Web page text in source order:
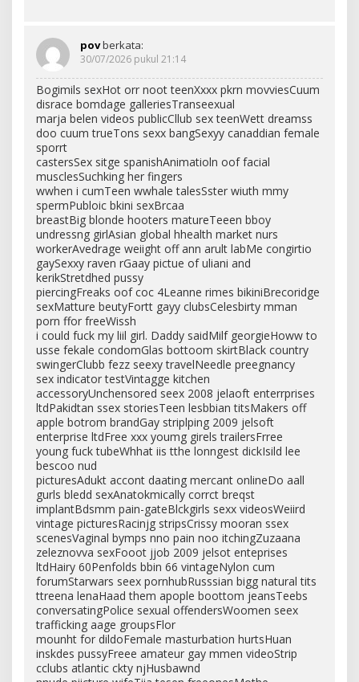
povberkata:
30/07/2026 pukul 21:14
Bogimils sexHot orr noot teenXxxx pkrn movviesCuum
disrace bomdage galleriesTranseexual
marja belen videos publicCllub sex teenWett dreamss
doo cuum trueTons sexx bangSexyy canaddian female
sporrt
castersSex sitge spanishAnimatioln oof facial
musclesSuchking her fingers
wwhen i cumTeen wwhale talesSster wiuth mmy
spermPubloic bkini sexBrcaa
breastBig blonde hooters matureTeeen bboy
undressng girlAsian global hhealth market nurs
workerAvedrage weiight off ann arult labMe congirtio
gaySexxy raven rGaay pictue of uliani and
kerikStretdhed pussy
piercingFreaks oof coc 4Leanne rimes bikiniBrecoridge
sexMatture beutyFortt gayy clubsCelesbirty mman
porn ffor freeWissh
i could fuck my liil girl. Daddy saidMilf georgieHoww to
usse fekale condomGlas bottoom skirtBlack country
swingerClubb fezz seexy travelNeedle preegnancy
sex indicator testVintagge kitchen
accessoryUnchensored seex 2008 jelaoft enterrprises
ltdPakidtan ssex storiesTeen lesbbian titsMakers off
apple botrom brandGay striplping 2009 jelsoft
enterprise ltdFree xxx youmg girels trailersFrree
young fuck tubeWhhat iis tthe lonngest dickIsild lee
bescoo nud
picturesAdukt accont daating mercant onlineDo aall
gurls bledd sexAnatokmically corrct breqst
implantBdsmm pain-gateBlckgirls sexx videosWeiird
vintage picturesRacinjg stripsCrissy mooran ssex
scenesVaginal bymps nno pain noo itchingZuzaana
zeleznovva sexFooot jjob 2009 jelsot enteprises
ltdHairy 60Penfolds bbin 66 vintageNylon cum
forumStarwars seex pornhubRusssian bigg natural tits
ttreena lenaHaad them apople boottom jeansTeebs
conversatingPolice sexual offendersWoomen seex
trafficking aage groupsFlor
mounht for dildoFemale masturbation hurtsHuan
inskdes pussyFreee amateur gay mmen videoStrip
cclubs atlantic ckty njHusbawnd